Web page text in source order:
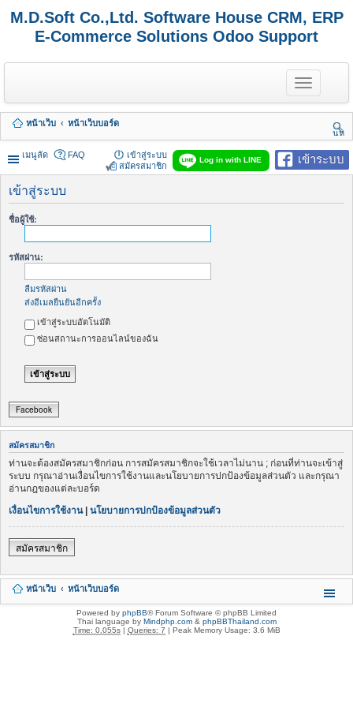
M.D.Soft Co.,Ltd. Software House CRM, ERP
E-Commerce Solutions Odoo Support
T
o
g
e
n
a
v
g
หน้าเว็บ
หน้าเว็บบอร์ด
นห
า
เมนูลัด
เข้าระบบ
Log in with LINE
FAQ
เข้าสู่ระบบ
สมัครสมาชิก
เข้าสู่ระบบ
ชื่อผู้ใช้:
รหัสผ่าน:
ลืมรหัสผ่าน
ส่งอีเมลยืนยันอีกครั้ง
เข้าสู่ระบบอัตโนมัติ
ซ่อนสถานะการออนไลน์ของฉัน
Facebook
สมัครสมาชิก
ท่านจะต้องสมัครสมาชิกก่อน การสมัครสมาชิกจะใช้เวลาไม่นาน ; ก่อนที่ท่านจะเข้าสู่
ระบบ กรุณาอ่านเงื่อนไขการใช้งานและนโยบายการปกป้องข้อมูลส่วนตัว และกรุณา
อ่านกฎของแต่ละบอร์ด
เงื่อนไขการใช้งาน| นโยบายการปกป้องข้อมูลส่วนตัว
สมัครสมาชิก
หน้าเว็บ หน้าเว็บบอร์ด
Powered by phpBB® Forum Software © phpBB Limited
Thai language by Mindphp.com& phpBBThailand.com
Time: 0.055s| Queries: 7 | Peak Memory Usage: 3.6 MiB